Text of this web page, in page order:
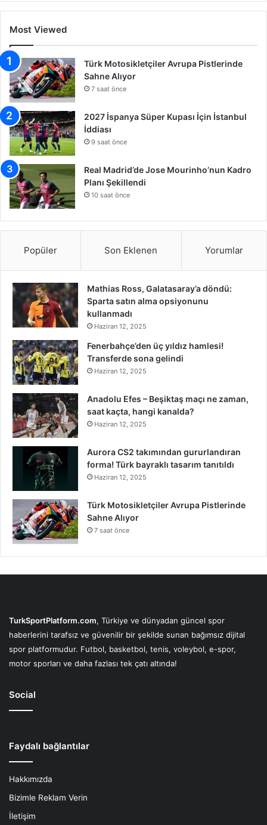
Most Viewed
Türk Motosikletçiler Avrupa Pistlerinde
Sahne Alıyor
7 saat önce
2027 İspanya Süper Kupası İçin İstanbul
İddiası
9 saat önce
Real Madrid’de Jose Mourinho’nun Kadro
Planı Şekillendi
10 saat önce
Popüler Son Eklenen Yorumlar
Mathias Ross, Galatasaray’a döndü:
Sparta satın alma opsiyonunu
kullanmadı
Haziran 12, 2025
Fenerbahçe’den üç yıldız hamlesi!
Transferde sona gelindi
Haziran 12, 2025
Anadolu Efes – Beşiktaş maçı ne zaman,
saat kaçta, hangi kanalda?
Haziran 12, 2025
Aurora CS2 takımından gururlandıran
forma! Türk bayraklı tasarım tanıtıldı
Haziran 12, 2025
Türk Motosikletçiler Avrupa Pistlerinde
Sahne Alıyor
7 saat önce
TurkSportPlatform.com, Türkiye ve dünyadan güncel spor
haberlerini tarafsız ve güvenilir bir şekilde sunan bağımsız dijital
spor platformudur. Futbol, basketbol, tenis, voleybol, e-spor,
motor sporları ve daha fazlası tek çatı altında!
Social
Faydalı bağlantılar
Hakkımızda
Bizimle Reklam Verin
İletişim